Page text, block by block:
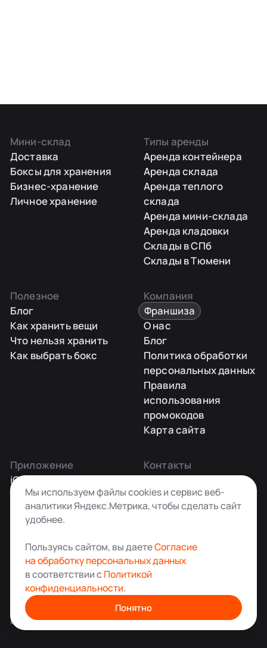
Мини-склад
Доставка
Боксы для хранения
Бизнес-хранение
Личное хранение
Типы аренды
Аренда контейнера
Аренда склада
Аренда теплого
склада
Аренда мини-склада
Аренда кладовки
Склады в СПб
Склады в Тюмени
Полезное
Блог
Как хранить вещи
Что нельзя хранить
Как выбрать бокс
Компания
Франшиза
О нас
Блог
Политика обработки
персональных данных
Правила
использования
промокодов
Карта сайта
Приложение
iOS
Android
Контакты
Заказать звонок
+7 495 181-55-45
info@kladovkin.ru
Аренда склада для хранения вещей в Москве
© ООО «Кладовкин» 2026. Все права защищены
ИНН:7100007940 ОГРН:1217100007805
Мы используем файлы cookies и сервис веб-
аналитики Яндекс.Метрика, чтобы сделать сайт
удобнее.
Пользуясь сайтом, вы даетеСогласие
на обработку персональных данных
в соответствии с Политикой
конфиденциальности.
Понятно